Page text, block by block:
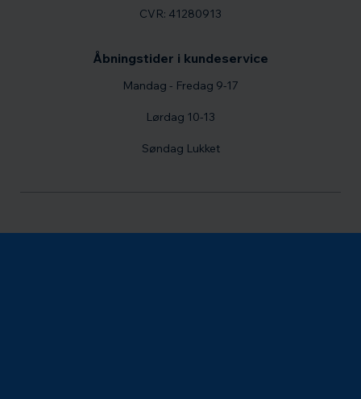
CVR: 41280913
Åbningstider i kundeservice
Mandag - Fredag 9-17
Lørdag 10-13
Søndag Lukket